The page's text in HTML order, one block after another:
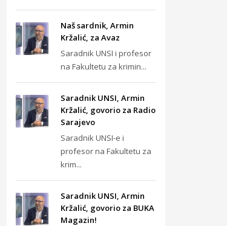
Naš sardnik, Armin
Kržalić, za Avaz
Saradnik UNSI i profesor
na Fakultetu za krimin...
Saradnik UNSI, Armin
Kržalić, govorio za Radio
Sarajevo
Saradnik UNSI-e i
profesor na Fakultetu za
krim...
Saradnik UNSI, Armin
Kržalić, govorio za BUKA
Magazin!